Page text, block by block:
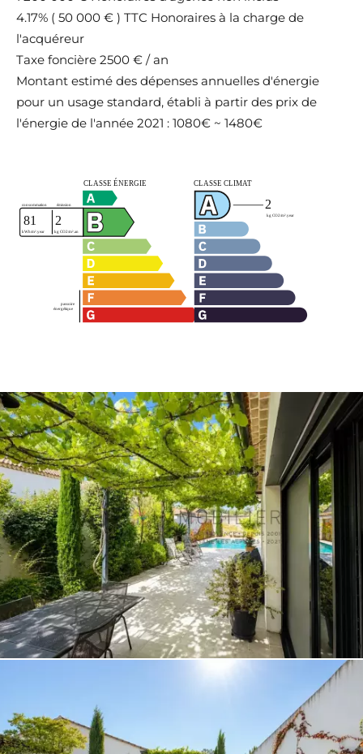
4.17% ( 50 000 € ) TTC Honoraires à la charge de
l'acquéreur
Taxe foncière 2500 € / an
Montant estimé des dépenses annuelles d'énergie
pour un usage standard, établi à partir des prix de
l'énergie de l'année 2021 : 1080€ ~ 1480€